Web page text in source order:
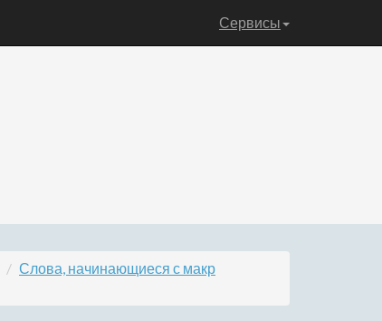
Сервисы
Слова, начинающиеся с макр